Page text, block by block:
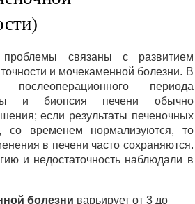
связаны с развитием
и мочекаменной болезни. В
послеоперационного периода
и биопсия печени обычно
если результаты печеночных
со временем нормализуются, то
в печени часто сохраняются.
и недостаточность наблюдали в
болезни варьирует от 3 до